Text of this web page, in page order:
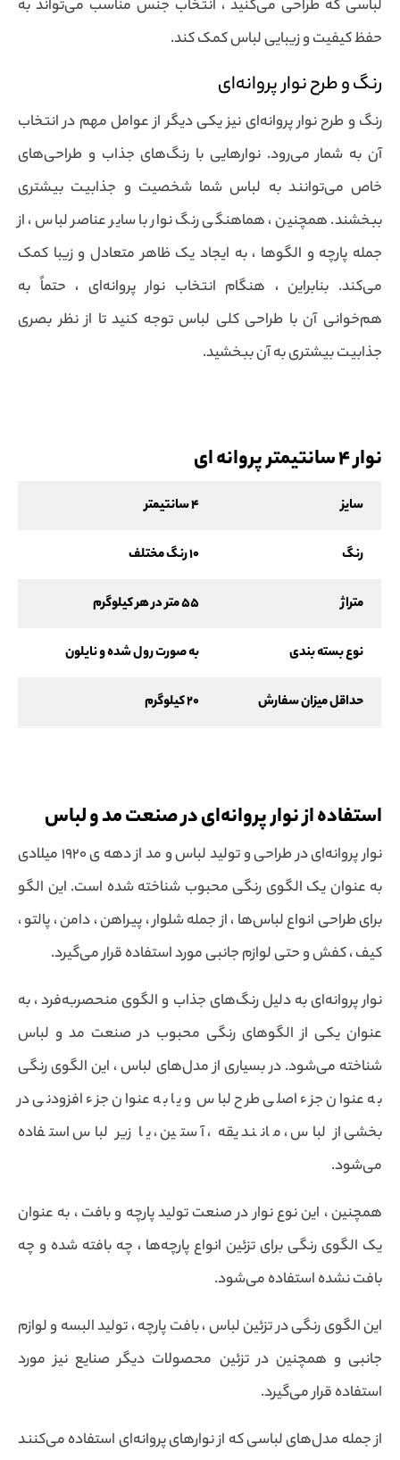
لباسی که طراحی می‌کنید ، انتخاب جنس مناسب می‌تواند به
حفظ کیفیت و زیبایی لباس کمک کند.
رنگ و طرح نوار پروانه‌ای
رنگ و طرح نوار پروانه‌ای نیز یکی دیگر از عوامل مهم در انتخاب
آن به شمار می‌رود. نوارهایی با رنگ‌های جذاب و طراحی‌های
خاص می‌توانند به لباس شما شخصیت و جذابیت بیشتری
ببخشند. همچنین ، هماهنگی رنگ نوار با سایر عناصر لباس ، از
جمله پارچه و الگوها ، به ایجاد یک ظاهر متعادل و زیبا کمک
می‌کند. بنابراین ، هنگام انتخاب نوار پروانه‌ای ، حتماً به
هم‌خوانی آن با طراحی کلی لباس توجه کنید تا از نظر بصری
جذابیت بیشتری به آن ببخشید.
نوار 4 سانتیمتر پروانه ای
سایز 4 سانتیمتر
رنگ 10 رنگ مختلف
متراژ 55 متر در هر کیلوگرم
نوع بسته بندی به صورت رول شده و نایلون
حداقل میزان سفارش 20 کیلوگرم
استفاده از نوار پروانه‌ای در صنعت مد و لباس
نوار پروانه‌ای در طراحی و تولید لباس و مد از دهه ی 1920 میلادی
به عنوان یک الگوی رنگی محبوب شناخته شده است. این الگو
برای طراحی انواع لباس‌ها ، از جمله شلوار ، پیراهن ، دامن ، پالتو ،
کیف ، کفش و حتی لوازم جانبی مورد استفاده قرار می‌گیرد.
نوار پروانه‌ای به دلیل رنگ‌های جذاب و الگوی منحصربه‌فرد ، به
عنوان یکی از الگوهای رنگی محبوب در صنعت مد و لباس
شناخته می‌شود. در بسیاری از مدل‌های لباس ، این الگوی رنگی
به عنوان جزء اصلی طرح لباس و یا به عنوان جزء افزودنی در
بخشی از لباس ، مانند یقه ، آستین ، یا زیر لباس استفاده
می‌شود.
همچنین ، این نوع نوار در صنعت تولید پارچه و بافت ، به عنوان
یک الگوی رنگی برای تزئین انواع پارچه‌ها ، چه بافته شده و چه
بافت نشده استفاده می‌شود.
این الگوی رنگی در تزئین لباس ، بافت پارچه ، تولید البسه و لوازم
جانبی و همچنین در تزئین محصولات دیگر صنایع نیز مورد
استفاده قرار می‌گیرد.
از جمله مدل‌های لباسی که از نوارهای پروانه‌ای استفاده می‌کنند